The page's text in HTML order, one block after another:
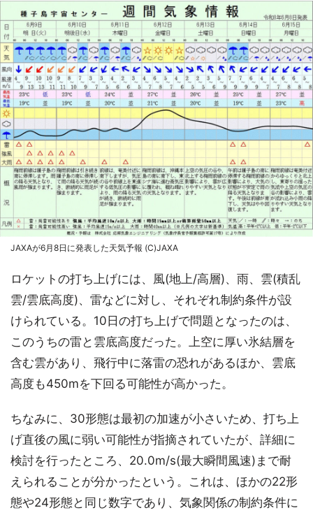
JAXAが6月8日に発表した天気予報 (C)JAXA
ロケットの打ち上げには、風(地上/高層)、雨、雲(積乱
雲/雲底高度)、雷などに対し、それぞれ制約条件が設
けられている。10日の打ち上げで問題となったのは、
このうちの雷と雲底高度だった。上空に厚い氷結層を
含む雲があり、飛行中に落雷の恐れがあるほか、雲底
高度も450mを下回る可能性が高かった。
ちなみに、30形態は最初の加速が小さいため、打ち上
げ直後の風に弱い可能性が指摘されていたが、詳細に
検討を行ったところ、20.0m/s(最大瞬間風速)まで耐
えられることが分かったという。これは、ほかの22形
態や24形態と同じ数字であり、気象関係の制約条件に